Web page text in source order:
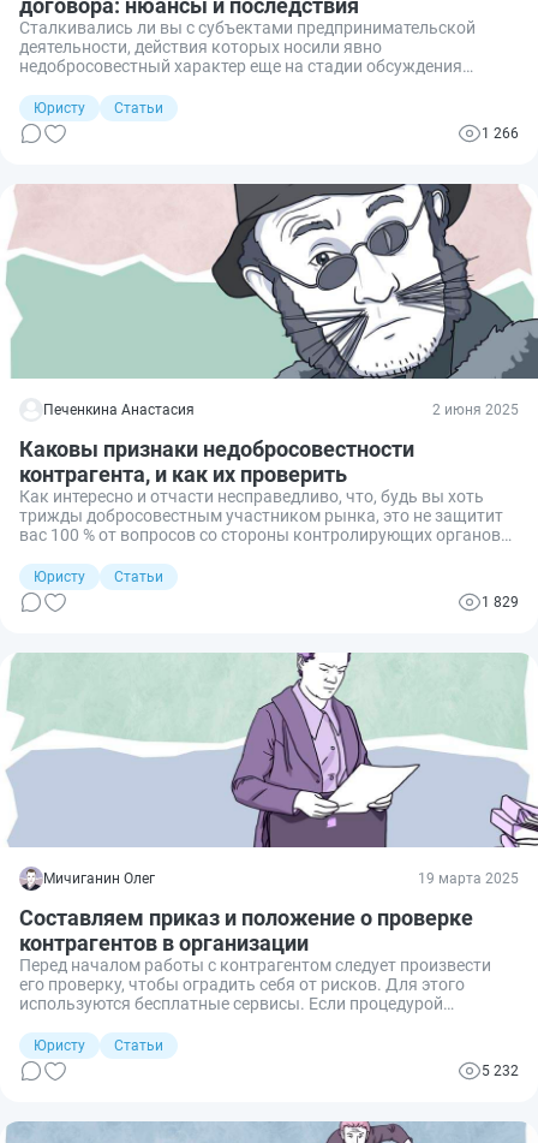
договора: нюансы и последствия
Сталкивались ли вы с субъектами предпринимательской
деятельности, действия которых носили явно
недобросовестный характер еще на стадии обсуждения
случаются, и довольно часто. По этой причине нелишним
будет обсудить нюансы и последствия недобросовестности
сторон на переговорах о заключении договора.
Юристу
Статьи
1 266
Печенкина Анастасия 2 июня 2025
Каковы признаки недобросовестности
контрагента, и как их проверить
Как интересно и отчасти несправедливо, что, будь вы хоть
трижды добросовестным участником рынка, это не защитит
вас 100 % от вопросов со стороны контролирующих органов
можете нарваться на недобросовестного контрагента,
который создаст ненужные проблемы. Давайте разберемся,
по каким признакам определить недобросовестного
Юристу
Статьи
1 829
Мичиганин Олег 19 марта 2025
Составляем приказ и положение о проверке
контрагентов в организации
Перед началом работы с контрагентом следует произвести
его проверку, чтобы оградить себя от рисков. Для этого
используются бесплатные сервисы. Если процедурой
попасть во внимание налоговых органов. Для этого
необходимо составить положение и приказ о проверке
контрагентов. Рассказываю, как правильно это сделать.
Юристу
Статьи
5 232